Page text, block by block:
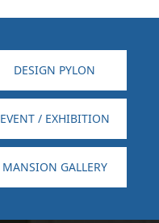
DESIGN PYLON
EVENT / EXHIBITION
MANSION GALLERY